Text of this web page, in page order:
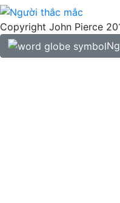
Copyright John Pierce